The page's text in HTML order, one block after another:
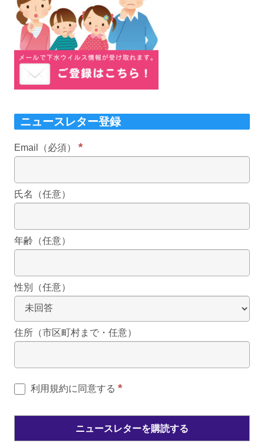
ニュースレター登録
Email（必須） *
氏名（任意）
年齢（任意）
性別（任意）
住所（市区町村まで・任意）
利用規約に同意する *